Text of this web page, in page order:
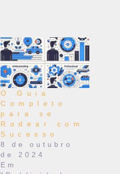
O Guia
Completo
para se
Rodear com
Sucesso
8 de outubro
de 2024
Em